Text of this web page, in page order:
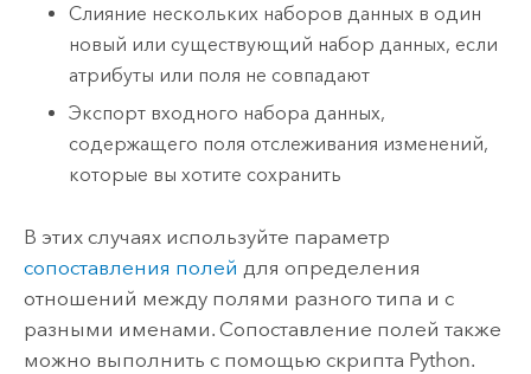
Слияние нескольких наборов данных в один
новый или существующий набор данных, если
атрибуты или поля не совпадают
Экспорт входного набора данных,
содержащего поля отслеживания изменений,
которые вы хотите сохранить
В этих случаях используйте параметр
сопоставления полей для определения
отношений между полями разного типа и с
разными именами. Сопоставление полей также
можно выполнить с помощью скрипта Python.